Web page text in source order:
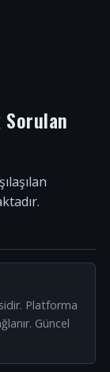
Sorulan
Platforma
Güncel